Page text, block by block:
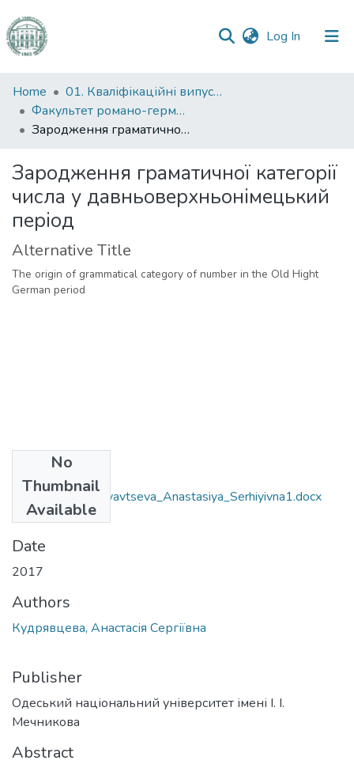
Log In (current)
Communities
&
Collections
Statistics
Home
01. Кваліфікаційні випускні роботи здобувачів вищої освіти
Факультет романо-германської філології
Зародження граматичної категорії числа у давньоверхньонімецький період
Зародження граматичної категорії
числа у давньоверхньонімецький
період
Alternative Title
The origin of grammatical category of number in the Old Hight
German period
No
Thumbnail
Available
~$020303_Kudryavtseva_Anastasiya_Serhiyivna1.docx
(162 B)
Date
2017
Authors
Кудрявцева, Анастасія Сергіївна
Publisher
Одеський національний університет імені І. І.
Мечникова
Abstract